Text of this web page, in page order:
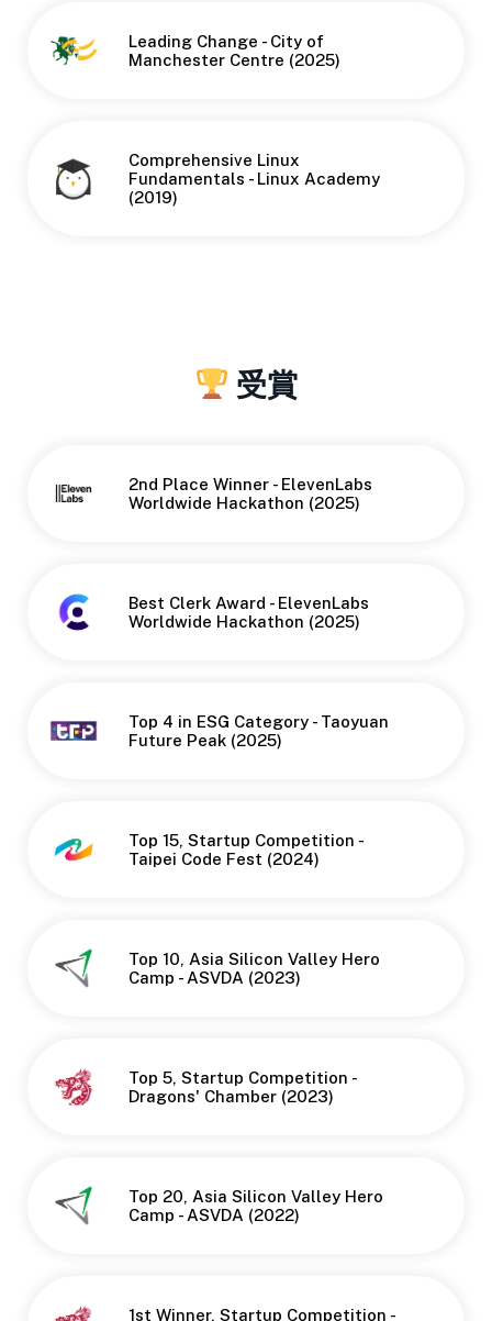
Leading Change - City of
Manchester Centre (2025)
Comprehensive Linux
Fundamentals - Linux Academy
(2019)
受賞
2nd Place Winner - ElevenLabs
Worldwide Hackathon (2025)
Best Clerk Award - ElevenLabs
Worldwide Hackathon (2025)
Top 4 in ESG Category - Taoyuan
Future Peak (2025)
Top 15, Startup Competition -
Taipei Code Fest (2024)
Top 10, Asia Silicon Valley Hero
Camp - ASVDA (2023)
Top 5, Startup Competition -
Dragons' Chamber (2023)
Top 20, Asia Silicon Valley Hero
Camp - ASVDA (2022)
1st Winner, Startup Competition -